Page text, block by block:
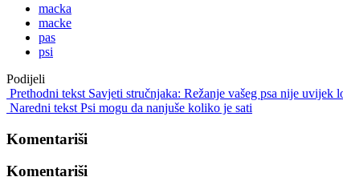
macka
macke
pas
psi
Podijeli
Prethodni tekst Savjeti stručnjaka: Režanje vašeg psa nije uvijek
Naredni tekst Psi mogu da nanjuše koliko je sati
Komentariši
Komentariši